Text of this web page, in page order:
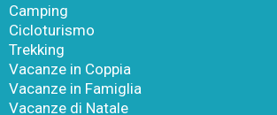
Camping
Cicloturismo
Trekking
Vacanze in Coppia
Vacanze in Famiglia
Vacanze di Natale